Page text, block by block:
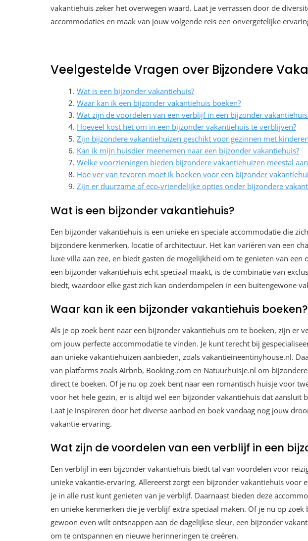
vakantiehuis zeker het overwegen waard. Laat je verrassen door de
accommodaties en maak van jouw volgende reis een onvergetelijke
Veelgestelde Vragen over Bijzondere
Wat is een bijzonder vakantiehuis?
Waar kan ik een bijzonder vakantiehuis boeken?
Wat zijn de voordelen van een verblijf in een bijzonder
Hoeveel kost het om in een bijzonder vakantiehuis te verblijven?
Zijn bijzondere vakantiehuizen geschikt voor gezinnen met
Kan ik mijn huisdier meenemen naar een bijzonder vakantiehuis?
Welke voorzieningen bieden bijzondere vakantiehuizen meestal
Hoe ver van tevoren moet ik boeken voor een bijzonder
Zijn er duurzame of eco-vriendelijke opties onder bijzondere
Wat is een bijzonder vakantiehuis?
Een bijzonder vakantiehuis is een unieke en speciale accommodatie die
bijzondere kenmerken, locatie of architectuur. Het kan variëren van een
luxe villa aan zee, en biedt gasten de mogelijkheid om te genieten van
een bijzonder vakantiehuis echt speciaal maakt, is de combinatie van
biedt, waardoor elke gast zich kan onderdompelen in een buitengewone
Waar kan ik een bijzonder vakantiehuis boeken?
Als je op zoek bent naar een bijzonder vakantiehuis om te boeken, zijn er
om jouw perfecte accommodatie te vinden. Je kunt terecht bij
aan unieke vakantiehuizen aanbieden, zoals vakantieineentinyhouse.nl.
van platforms zoals Airbnb, Booking.com en Natuurhuisje.nl om
direct te boeken. Of je nu op zoek bent naar een romantisch huisje voor
voor het hele gezin, er is altijd wel een bijzonder vakantiehuis dat aansluit
Laat je inspireren door het diverse aanbod en boek vandaag nog jouw
vakantie-ervaring.
Wat zijn de voordelen van een verblijf in een
Een verblijf in een bijzonder vakantiehuis biedt tal van voordelen voor
unieke vakantie-ervaring. Allereerst zorgt een bijzonder vakantiehuis voor
je in alle rust kunt genieten van je verblijf. Daarnaast bieden deze
en unieke kenmerken die je verblijf extra speciaal maken. Of je nu op
gewoon even wilt ontsnappen aan de dagelijkse sleur, een bijzonder
om te ontspannen en nieuwe herinneringen te creëren.